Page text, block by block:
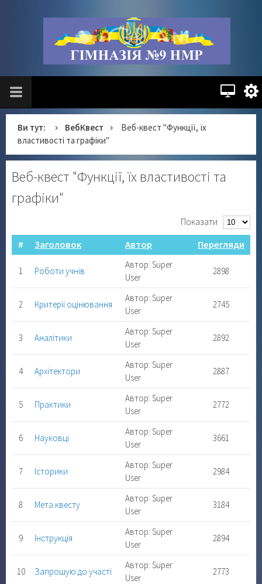
Ви тут: ВебКвест
Веб-квест "Функції, їх
властивості та графіки"
Веб-квест "Функції, їх властивості та
графіки"
Показати
# Заголовок Автор Перегляди
1 Роботи учнів
Автор: Super
User
2898
2 Критерії оцінювання
Автор: Super
User
2745
3 Аналітики
Автор: Super
User
2892
4 Архітектори
Автор: Super
User
2887
5 Практики
Автор: Super
User
2772
6 Науковці
Автор: Super
User
3661
7 Історики
Автор: Super
User
2984
8 Мета квесту
Автор: Super
User
3184
9 Інструкція
Автор: Super
User
2894
10 Запрошую до участі
Автор: Super
User
2773